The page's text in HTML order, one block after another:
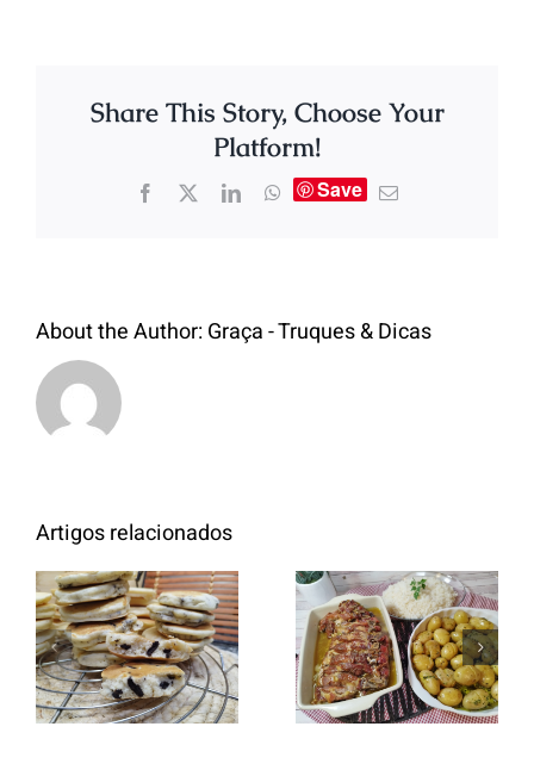
Share This Story, Choose Your
Platform!
Save
About the Author:Graça - Truques & Dicas
Artigos relacionados
Panquecas
com Oreo
Entrecosto
italiano c/
batata a
murro e